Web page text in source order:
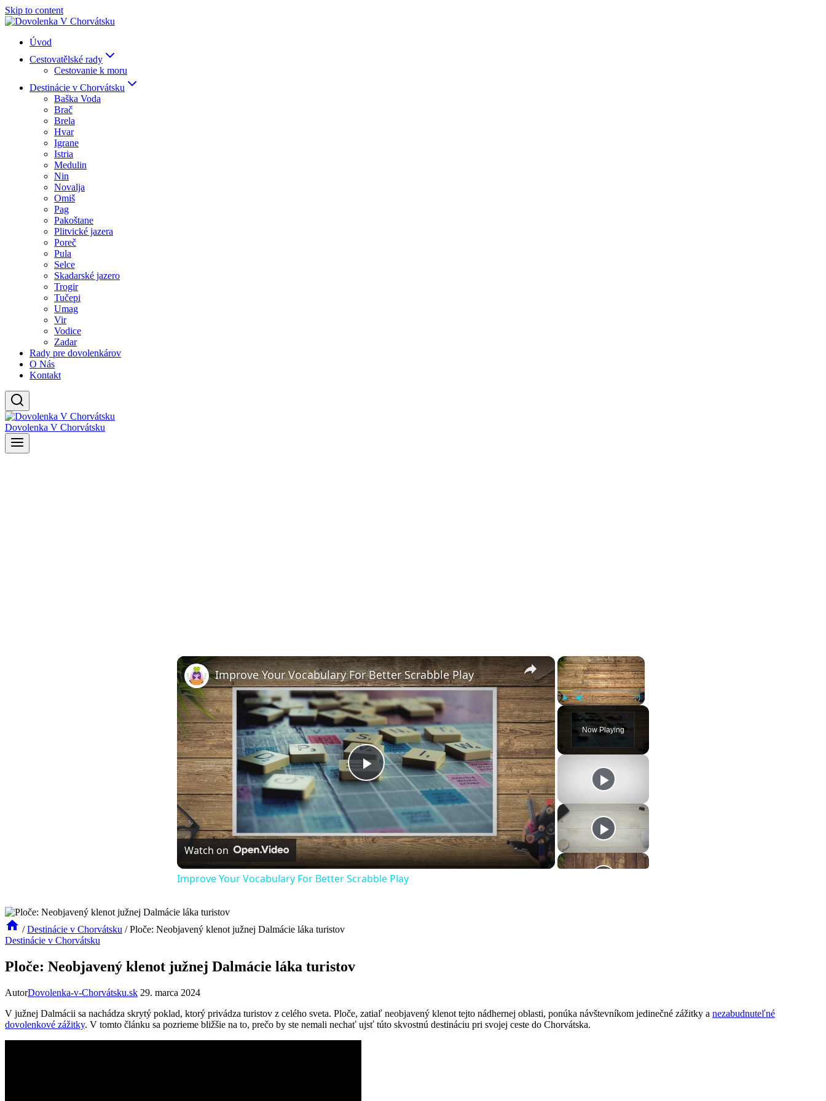
Skip to content
Úvod
Cestovatělské rady
Cestovanie k moru
Destinácie v Chorvátsku
Baška Voda
Brač
Brela
Hvar
Igrane
Istria
Medulin
Nin
Novalja
Omiš
Pag
Pakoštane
Plitvické jazera
Poreč
Pula
Selce
Skadarské jazero
Trogir
Tučepi
Umag
Vir
Vodice
Zadar
Rady pre dovolenkárov
O Nás
Kontakt
Dovolenka V Chorvátsku
×
Play Fullscreen
Now Playing
×
Play
Video
Improve Your Vocabulary For Better Scrabble Play
Watch on
Improve Your Vocabulary For Better Scrabble Play
/ Destinácie v Chorvátsku / Ploče: Neobjavený klenot južnej Dalmácie láka turistov
Destinácie v Chorvátsku
Ploče: Neobjavený klenot južnej Dalmácie láka turistov
AutorDovolenka-v-Chorvátsku.sk 29. marca 2024
V južnej Dalmácii ⁤sa nachádza skrytý​ poklad, ktorý privádza turistov z celého sveta. Ploče, zatiaľ neobjavený‍ klenot⁣ tejto nádhernej ‍oblasti, ponúka návštevníkom jedinečné zážitky a nezabudnuteľné
dovolenkové zážitky. ⁢V tomto ‍článku sa pozrieme bližšie ‌na to, ⁣prečo by⁣ ste ‍nemali nechať​ ujsť⁢ túto skvostnú destináciu pri ‌svojej ceste do Chorvátska.